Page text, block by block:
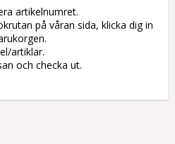
artikelnumret.
på våran sida, klicka dig in
artiklar.
och checka ut.